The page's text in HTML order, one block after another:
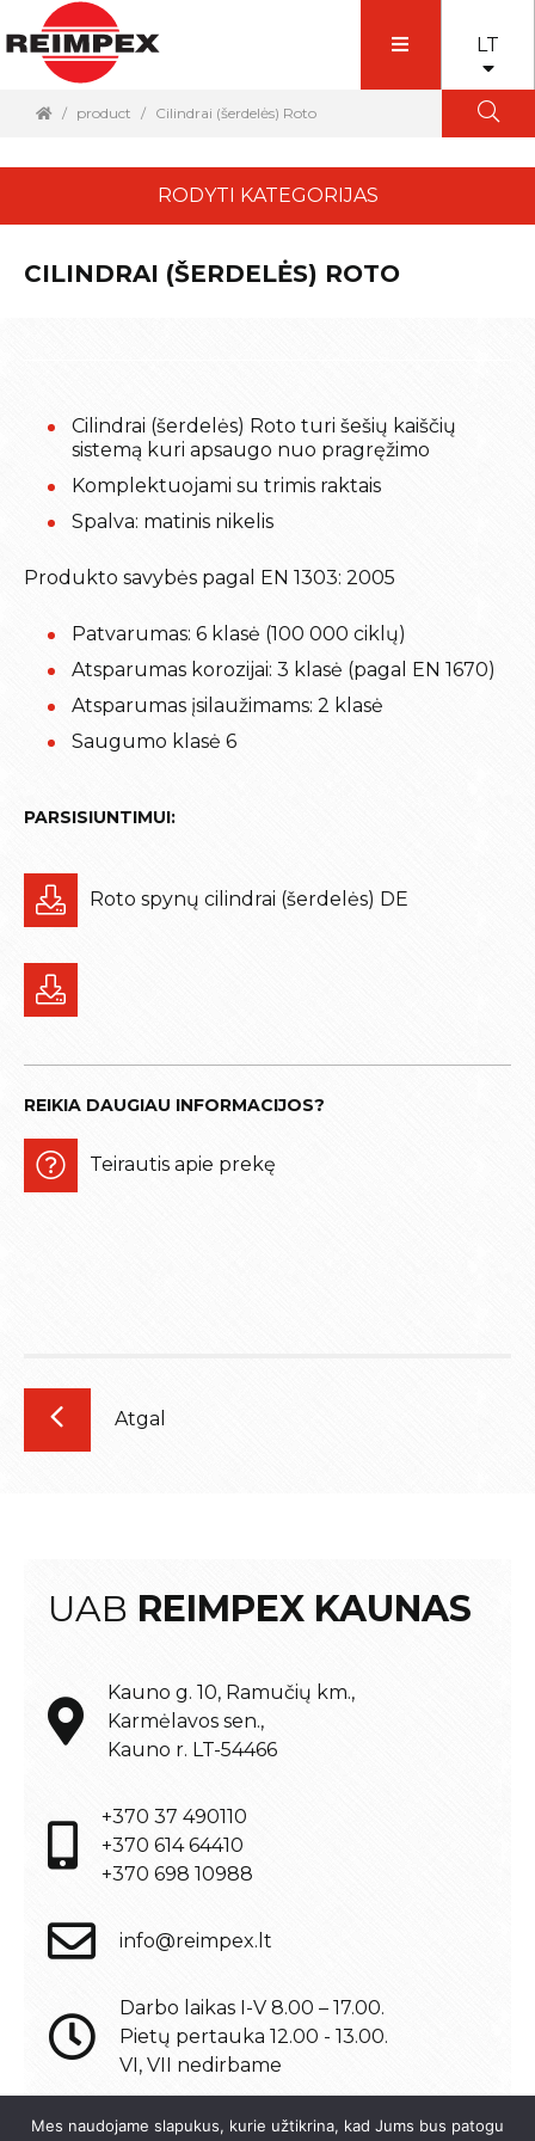
LT
product Cilindrai (šerdelės) Roto
RODYTI KATEGORIJAS
CILINDRAI (ŠERDELĖS) ROTO
Cilindrai (šerdelės) Roto turi šešių kaiščių
sistemą kuri apsaugo nuo pragręžimo
Komplektuojami su trimis raktais
Spalva: matinis nikelis
Produkto savybės pagal EN 1303: 2005
Patvarumas: 6 klasė (100 000 ciklų)
Atsparumas korozijai: 3 klasė (pagal EN 1670)
Atsparumas įsilaužimams: 2 klasė
Saugumo klasė 6
PARSISIUNTIMUI:
Roto spynų cilindrai (šerdelės) DE
REIKIA DAUGIAU INFORMACIJOS?
Teirautis apie prekę
Atgal
UAB REIMPEX KAUNAS
Kauno g. 10, Ramučių km.,
Karmėlavos sen.,
Kauno r. LT-54466
+370 37 490110
+370 614 64410
+370 698 10988
info@reimpex.lt
Darbo laikas I-V 8.00 – 17.00.
Pietų pertauka 12.00 - 13.00.
VI, VII nedirbame
Mes naudojame slapukus, kurie užtikrina, kad Jums bus patogu